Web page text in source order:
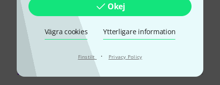
Okej
Vägra cookies Ytterligare information
Finstilt · Privacy Policy
Visste du?
Onlineguide Nedladdningar